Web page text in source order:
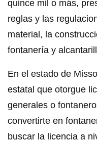
quince mil o más,
reglas y las
material, la
fontanería y
En el estado de
estatal que otorgue
generales o
convertirte en
buscar la licencia a